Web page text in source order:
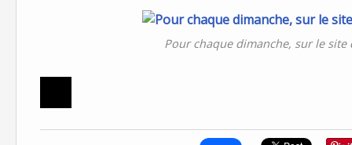
Pour chaque dimanche, sur le site